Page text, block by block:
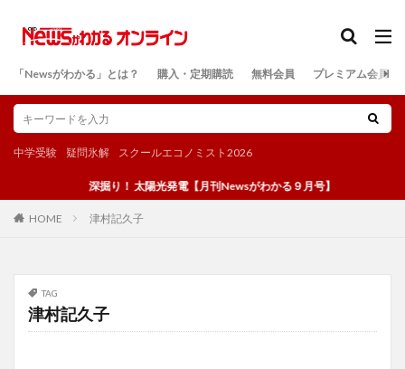
「Newsがわかる」とは？ 購入・定期購読 無料会員 プレミアム会員
中学受験 疑問氷解 スクールエコノミスト2026
深掘り！ 太陽光発電【月刊Newsがわかる９月号】
HOME 津村記久子
TAG
津村記久子
検索